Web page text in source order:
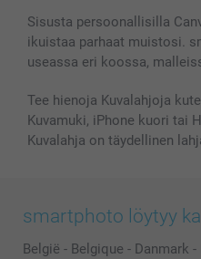
Sisusta persoonallisilla
ikuistaa parhaat muistosi.
useassa eri koossa,
Tee hienoja Kuvalahjoja
Kuvamuki, iPhone kuori tai
Kuvalahja on täydellinen
smartphoto löytyy
België - Belgique - Danmark -